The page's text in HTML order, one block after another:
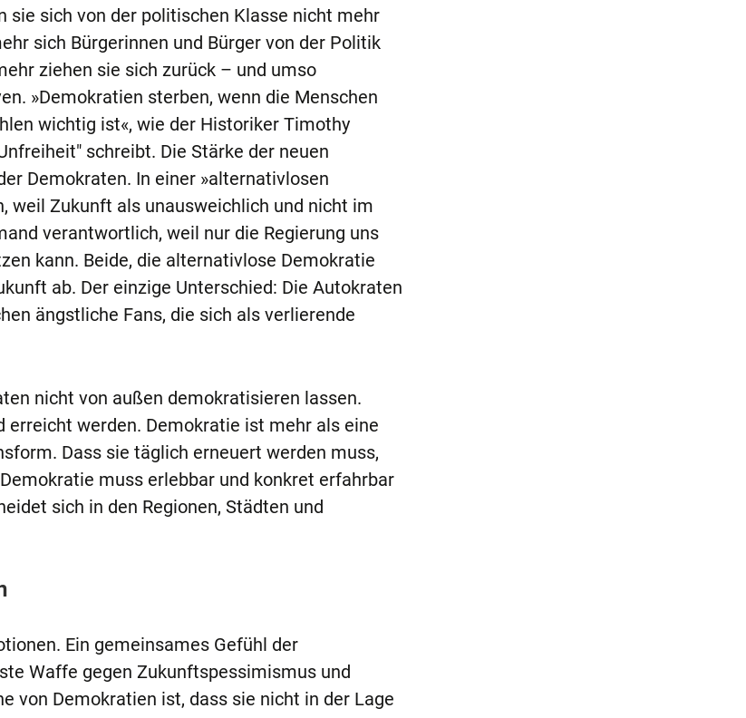
sie sich von der politischen Klasse nicht mehr
sich Bürgerinnen und Bürger von der Politik
ziehen sie sich zurück – und umso
»Demokratien sterben, wenn die Menschen
wichtig ist«, wie der Historiker Timothy
schreibt. Die Stärke der neuen
Demokraten. In einer »alternativlosen
weil Zukunft als unausweichlich und nicht im
verantwortlich, weil nur die Regierung uns
kann. Beide, die alternativlose Demokratie
ab. Der einzige Unterschied: Die Autokraten
ängstliche Fans, die sich als verlierende
nicht von außen demokratisieren lassen.
werden. Demokratie ist mehr als eine
Dass sie täglich erneuert werden muss,
muss erlebbar und konkret erfahrbar
sich in den Regionen, Städten und
Ein gemeinsames Gefühl der
Waffe gegen Zukunftspessimismus und
von Demokratien ist, dass sie nicht in der Lage